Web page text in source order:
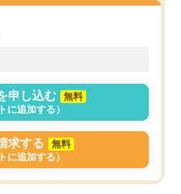
の方の予定が空いていな
唯一、塾内の設備だけは
で素晴らしかったです。
申し込む
無料
に追加する）
求する
無料
に追加する）